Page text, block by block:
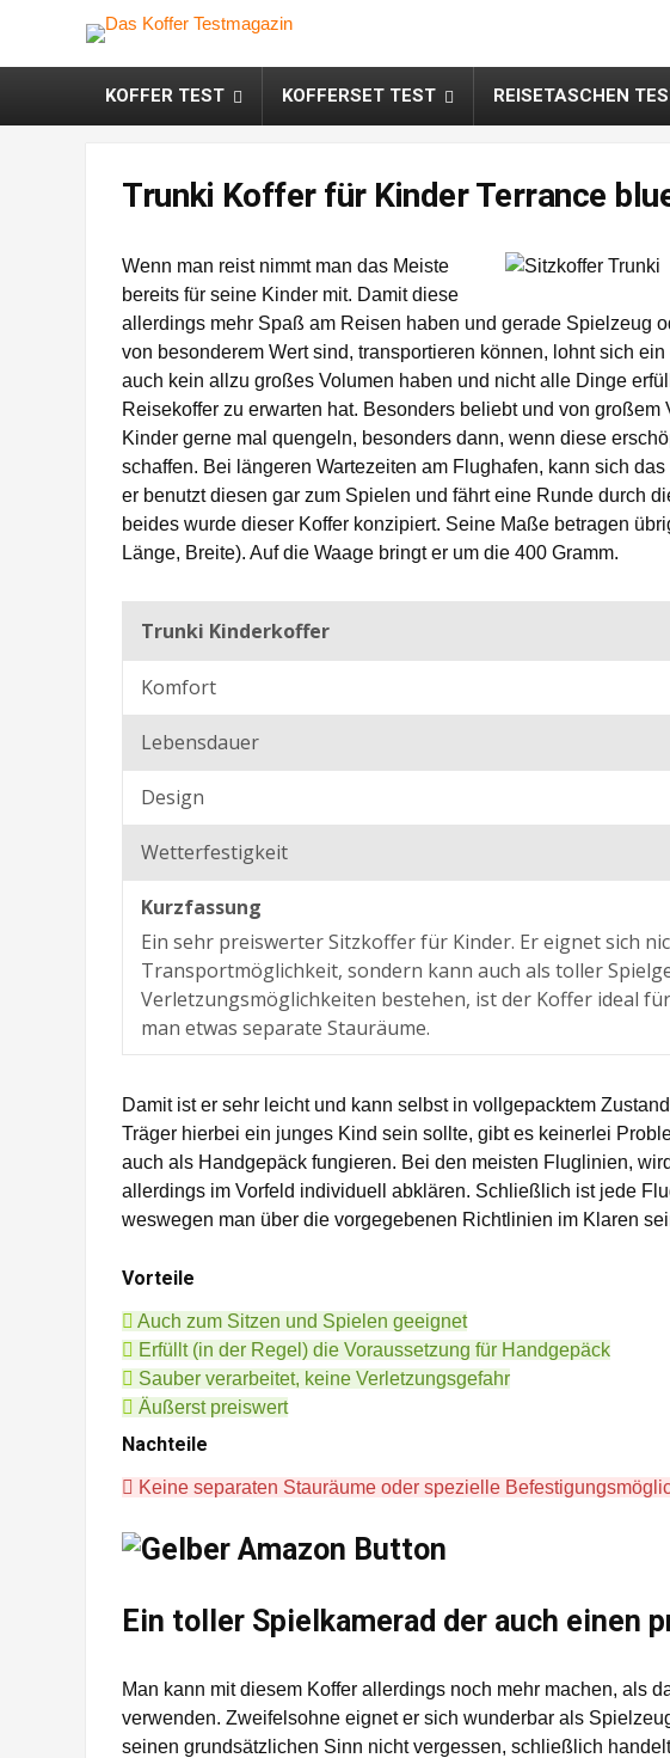
KOFFER TEST KOFFERSET TEST REISETASCHEN
Trunki Koffer für Kinder Terrance
Wenn man reist nimmt man das Meiste
bereits für seine Kinder mit. Damit diese
allerdings mehr Spaß am Reisen haben und gerade Spielzeug
von besonderem Wert sind, transportieren können, lohnt sich
auch kein allzu großes Volumen haben und nicht alle Dinge
Reisekoffer zu erwarten hat. Besonders beliebt und von
Kinder gerne mal quengeln, besonders dann, wenn diese
schaffen. Bei längeren Wartezeiten am Flughafen, kann sich
er benutzt diesen gar zum Spielen und fährt eine Runde durch
beides wurde dieser Koffer konzipiert. Seine Maße betragen
Länge, Breite). Auf die Waage bringt er um die 400 Gramm.
Trunki Kinderkoffer
Komfort
Lebensdauer
Design
Wetterfestigkeit
Kurzfassung
Ein sehr preiswerter Sitzkoffer für Kinder. Er eignet sich
Transportmöglichkeit, sondern kann auch als toller
Verletzungsmöglichkeiten bestehen, ist der Koffer ideal
man etwas separate Stauräume.
Damit ist er sehr leicht und kann selbst in vollgepacktem
Träger hierbei ein junges Kind sein sollte, gibt es keinerlei
auch als Handgepäck fungieren. Bei den meisten Fluglinien,
allerdings im Vorfeld individuell abklären. Schließlich ist jede
weswegen man über die vorgegebenen Richtlinien im Klaren
Vorteile
Auch zum Sitzen und Spielen geeignet
Erfüllt (in der Regel) die Voraussetzung für Handgepäck
Sauber verarbeitet, keine Verletzungsgefahr
Äußerst preiswert
Nachteile
Keine separaten Stauräume oder spezielle
Ein toller Spielkamerad der auch einen
Man kann mit diesem Koffer allerdings noch mehr machen, als
verwenden. Zweifelsohne eignet er sich wunderbar als
seinen grundsätzlichen Sinn nicht vergessen, schließlich